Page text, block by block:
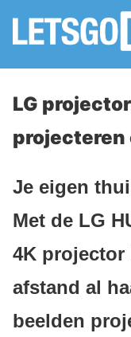
LG
projecteren
Je eigen
Met de LG
4K projector
afstand al
beelden